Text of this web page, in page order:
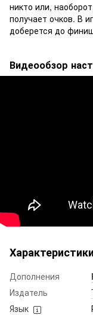
никто или,
получает очков. В
доберется до
Видеообзор
Характеристики
Дополнения
Издатель
Язык